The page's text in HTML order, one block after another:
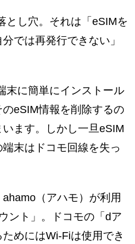
とし穴。それは「eSIMを
では再発行できない」
末に簡単にインストール
eSIM情報を削除するの
ます。しかし一旦eSIM
末はドコモ回線を失っ
（アハモ）が利用
ント」。ドコモの「dア
めにはWi-Fiは使用でき